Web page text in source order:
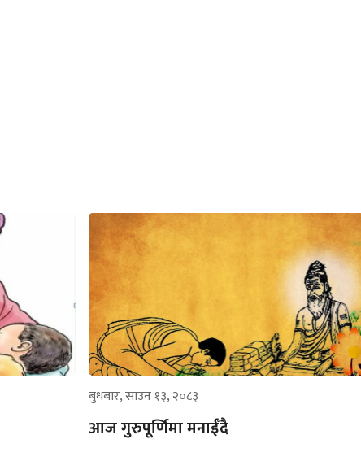
बुधबार, साउन १३, २०८३
आज गुरुपूर्णिमा मनाईँदै